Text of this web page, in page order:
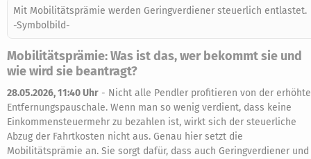
Mit Mobilitätsprämie werden Geringverdiener steuerlich entlastet.
-Symbolbild-
Mobilitätsprämie: Was ist das, wer bekommt sie und
wie wird sie beantragt?
28.05.2026, 11:40 Uhr - Nicht alle Pendler profitieren von der
Entfernungspauschale. Wenn man so wenig verdient, dass keine
Einkommensteuermehr zu bezahlen ist, wirkt sich der steuerliche
Abzug der Fahrtkosten nicht aus. Genau hier setzt die
Mobilitätsprämie an. Sie sorgt dafür, dass auch Geringverdiener und